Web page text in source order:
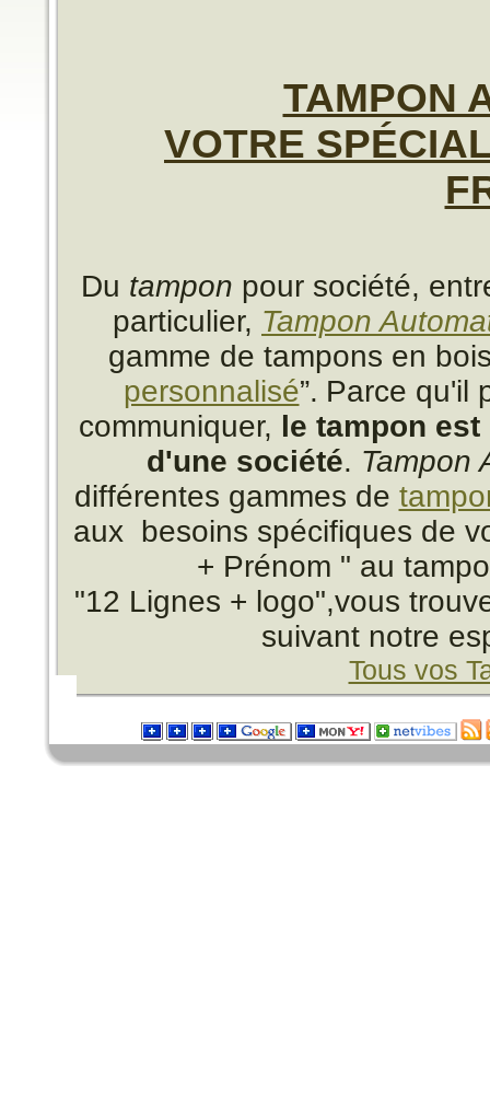
TAMPON
VOTRE
Du tampon pour société,
particulier, Tampon
gamme de tampons en
personnalisé”. Parce qu'il
communiquer, le tampon
d'une société. Tampon
différentes gammes de
aux besoins spécifiques de
+ Prénom " au
"12 Lignes + logo",vous
suivant notre
Tous vos